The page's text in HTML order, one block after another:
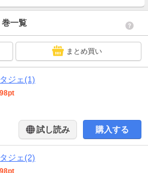
巻一覧
まとめ買い
ジェ(1)
試し読み 購入する
ジェ(2)